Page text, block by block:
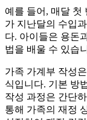
예를 들어, 매달 첫
가 지난달의 수입
다. 아이들은 용돈
법을 배울 수 있습
가족 가계부 작성
식입니다. 기본 방
작성 과정은 간단
통해 가족의 재정